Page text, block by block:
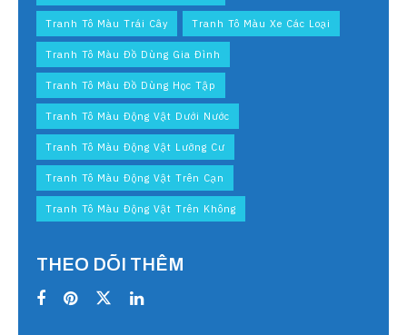
Tranh Tô Màu Trái Cây Tranh Tô Màu Xe Các Loại
Tranh Tô Màu Đồ Dùng Gia Đình
Tranh Tô Màu Đồ Dùng Học Tập
Tranh Tô Màu Động Vật Dưới Nước
Tranh Tô Màu Động Vật Lưỡng Cư
Tranh Tô Màu Động Vật Trên Cạn
Tranh Tô Màu Động Vật Trên Không
THEO DÕI THÊM